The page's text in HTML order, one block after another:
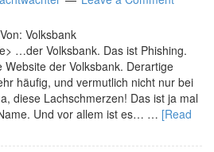
Volksbank
…der Volksbank. Das ist Phishing.
der Volksbank. Derartige
häufig, und vermutlich nicht nur bei
diese Lachschmerzen! Das ist ja mal
Und vor allem ist es… … [Read